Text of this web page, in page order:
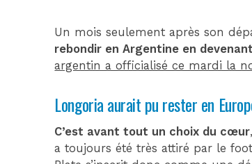
Un mois seulement après son
rebondir en Argentine en
argentin a officialisé ce mardi la
Longoria aurait pu rester en
C’est avant tout un choix du cœur
a toujours été très attiré par le